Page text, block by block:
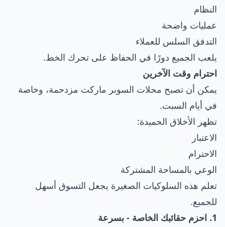
النظام
عمليات واضحة
التدفق السلس للعملاء
يلعب الجميع دورًا في الحفاظ على تحرك الخط.
احترام وقت الآخرين
يمكن أن تصبح محلات السوبر ماركت مزدحمة، وخاصة
في أيام السبت.
تظهر الأخلاق الحميدة:
الاعتبار
الاحترام
الوعي بالمساحة المشتركة
تعلم هذه السلوكيات الصغيرة يجعل التسوق أسهل
للجميع.
1. احزم حقائبك الخاصة - بسرعة